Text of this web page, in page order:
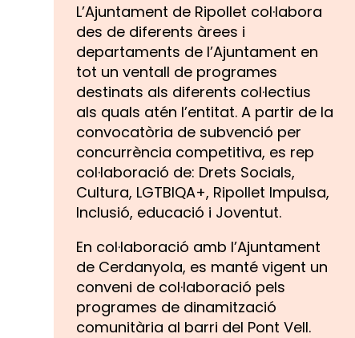
L’Ajuntament de Ripollet col·labora
des de diferents àrees i
departaments de l’Ajuntament en
tot un ventall de programes
destinats als diferents col·lectius
als quals atén l’entitat. A partir de la
convocatòria de subvenció per
concurrència competitiva, es rep
col·laboració de: Drets Socials,
Cultura, LGTBIQA+, Ripollet Impulsa,
Inclusió, educació i Joventut.
En col·laboració amb l’Ajuntament
de Cerdanyola, es manté vigent un
conveni de col·laboració pels
programes de dinamització
comunitària al barri del Pont Vell.